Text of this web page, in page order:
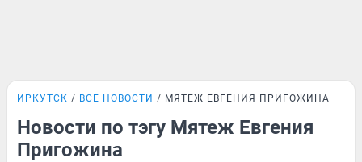
ИРКУТСК ВСЕ НОВОСТИ МЯТЕЖ ЕВГЕНИЯ ПРИГОЖИНА
Новости по тэгу Мятеж Евгения
Пригожина